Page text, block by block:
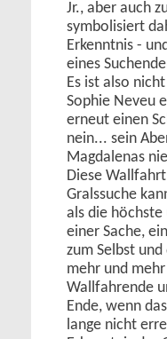
Jr., aber auch
symbolisiert
Erkenntnis -
eines
Es ist also
Sophie Neveu
erneut einen
nein... sein
Magdalenas
Diese
Gralssuche
als die
einer Sache,
zum Selbst
mehr und
Wallfahrende
Ende, wenn
lange nicht